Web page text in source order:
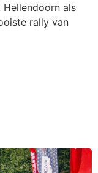
als
rally van